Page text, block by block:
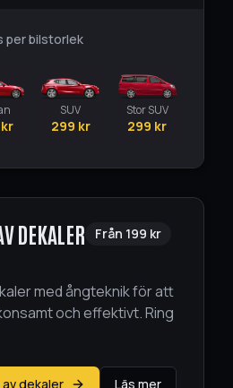
per bilstorlek
kr
SUV
299 kr
Stor SUV
299 kr
DEKALER Från 199 kr
med ångteknik för att
och effektivt. Ring
dekaler Läs mer